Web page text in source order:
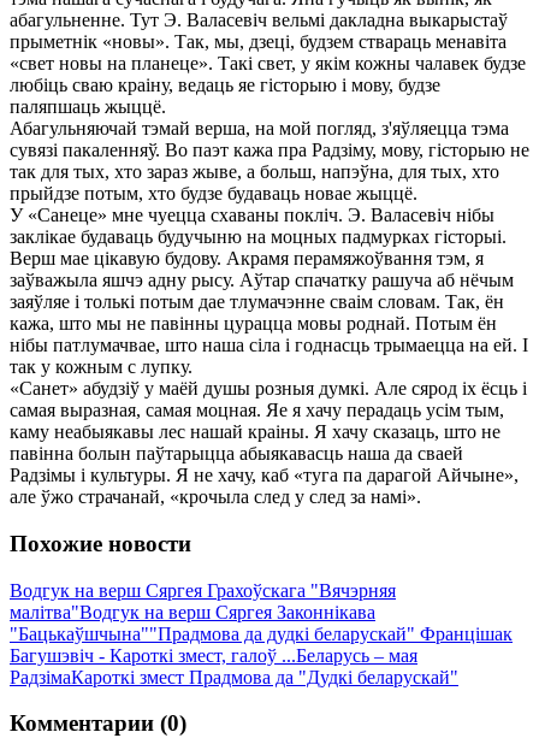
абагульненне. Тут Э. Валасевіч вельмі дакладна выкарыстаў
прыметнік «новы». Так, мы, дзеці, будзем ствараць менавіта
«свет новы на планеце». Такі свет, у якім кожны чалавек будзе
любіць сваю краіну, ведаць яе гісторыю і мову, будзе
паляпшаць жыццё.
Абагульняючай тэмай верша, на мой погляд, з'яўляецца тэма
сувязі пакаленняў. Во паэт кажа пра Радзіму, мову, гісторыю не
так для тых, хто зараз жыве, а больш, напэўна, для тых, хто
прыйдзе потым, хто будзе будаваць новае жыццё.
У «Санеце» мне чуецца схаваны покліч. Э. Валасевіч нібы
заклікае будаваць будучыню на моцных падмурках гісторыі.
Верш мае цікавую будову. Акрамя перамяжоўвання тэм, я
заўважыла яшчэ адну рысу. Аўтар спачатку рашуча аб нёчым
заяўляе і толькі потым дае тлумачэнне сваім словам. Так, ён
кажа, што мы не павінны цурацца мовы роднай. Потым ён
нібы патлумачвае, што наша сіла і годнасць трымаецца на ей. I
так у кожным с лупку.
«Санет» абудзіў у маёй душы розныя думкі. Але сярод іх ёсць і
самая выразная, самая моцная. Яе я хачу перадаць усім тым,
каму неабыякавы лес нашай краіны. Я хачу сказаць, што не
павінна болын паўтарыцца абыякавасць наша да сваей
Радзімы і культуры. Я не хачу, каб «туга па дарагой Айчыне»,
але ўжо страчанай, «крочыла след у след за намі».
Похожие новости
Водгук на верш Сяргея Грахоўскага "Вячэрняя
малітва"Водгук на верш Сяргея Законнікава
"Бацькаўшчына""Прадмова да дудкі беларускай" Францішак
Багушэвіч - Кароткі змест, галоў ...Беларусь – мая
РадзiмаКароткі змест Прадмова да "Дудкі беларускай"
Комментарии (0)